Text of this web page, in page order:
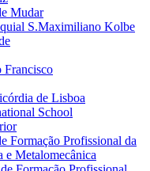
Mudar
S.Maximiliano Kolbe
Francisco
de Lisboa
School
Formação Profissional da
e Metalomecânica